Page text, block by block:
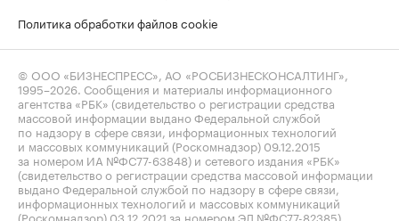
Политика обработки файлов cookie
© ООО «БИЗНЕСПРЕСС», АО «РОСБИЗНЕСКОНСАЛТИНГ»,
1995–2026 . Сообщения и материалы информационного
агентства «РБК» (свидетельство о регистрации средства
массовой информации выдано Федеральной службой
по надзору в сфере связи, информационных технологий
и массовых коммуникаций (Роскомнадзор) 09.12.2015
за номером ИА №ФС77-63848) и сетевого издания «РБК»
(свидетельство о регистрации средства массовой информации
выдано Федеральной службой по надзору в сфере связи,
информационных технологий и массовых коммуникаций
(Роскомнадзор) 03.12.2021 за номером ЭЛ №ФС77-82385)